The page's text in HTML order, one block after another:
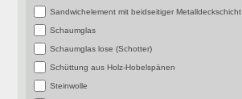
Sandwichelement mit beidseitiger Metalldeckschicht
Schaumglas
Schaumglas lose (Schotter)
Schüttung aus Holz-Hobelspänen
Steinwolle